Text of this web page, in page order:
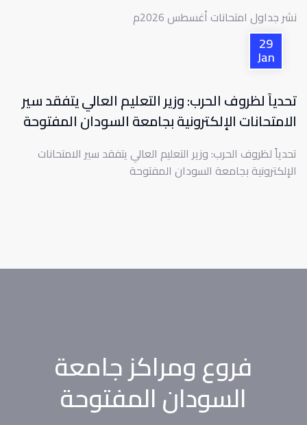
نشر جداول امتحانات أغسطس 2026م
29
Jan
تحدياً لظروف الحرب: وزير التعليم العالي يتفقد سير
الامتحانات الإلكترونية بجامعة السودان المفتوحة
تحدياً لظروف الحرب: وزير التعليم العالي يتفقد سير الامتحانات
الإلكترونية بجامعة السودان المفتوحة
فروع ومراكز جامعة
السودان المفتوحة